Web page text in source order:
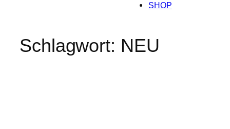
SHOP
Schlagwort: NEU